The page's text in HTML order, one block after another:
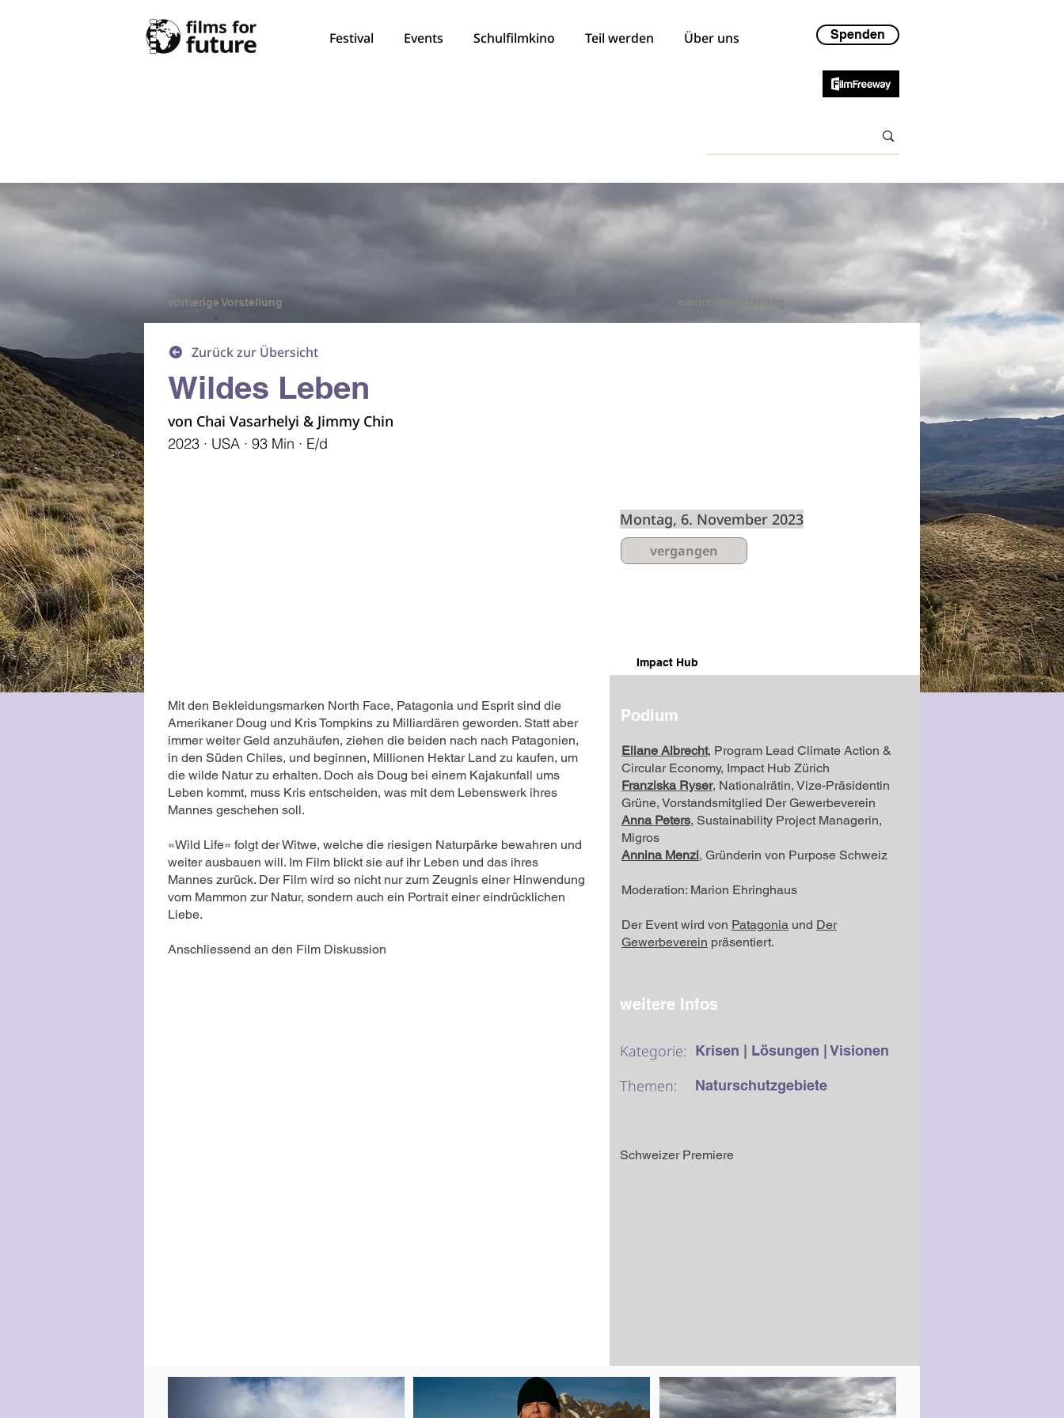
Festival Events Schulfilmkino Teil werden Über uns Spenden
vorherige Vorstellung nächste Vorstellung
Zurück zur Übersicht
Wildes Leben
von Chai Vasarhelyi & Jimmy Chin
2023 · USA · 93 Min · E/d
Montag, 6. November 2023
vergangen
Impact Hub
Mit den Bekleidungsmarken North Face, Patagonia und Esprit sind die
Amerikaner Doug und Kris Tompkins zu Milliardären geworden. Statt aber
immer weiter Geld anzuhäufen, ziehen die beiden nach nach Patagonien,
in den Süden Chiles, und beginnen, Millionen Hektar Land zu kaufen, um
die wilde Natur zu erhalten. Doch als Doug bei einem Kajakunfall ums
Leben kommt, muss Kris entscheiden, was mit dem Lebenswerk ihres
Mannes geschehen soll.
«Wild Life» folgt der Witwe, welche die riesigen Naturpärke bewahren und
weiter ausbauen will. Im Film blickt sie auf ihr Leben und das ihres
Mannes zurück. Der Film wird so nicht nur zum Zeugnis einer Hinwendung
vom Mammon zur Natur, sondern auch ein Portrait einer eindrücklichen
Liebe.
Anschliessend an den Film Diskussion
Podium
Eliane Albrecht, Program Lead Climate Action &
Circular Economy, Impact Hub Zürich
Franziska Ryser, Nationalrätin, Vize-Präsidentin
Grüne, Vorstandsmitglied Der Gewerbeverein
Anna Peters, Sustainability Project Managerin,
Migros
Annina Menzi, Gründerin von Purpose Schweiz
Moderation: Marion Ehringhaus
Der Event wird von Patagonia und Der
Gewerbeverein präsentiert.
weitere Infos
Kategorie: Krisen | Lösungen | Visionen
Themen: Naturschutzgebiete
Schweizer Premiere